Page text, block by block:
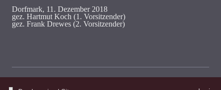
Dorfmark, 11. Dezember 2018
gez. Hartmut Koch (1. Vorsitzender)
gez. Frank Drewes (2. Vorsitzender)